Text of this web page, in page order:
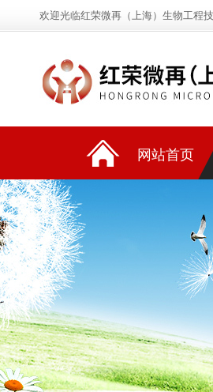
欢迎光临红荣微再（上海）生物工程
网站首页